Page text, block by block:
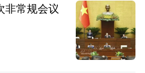
非常规会议